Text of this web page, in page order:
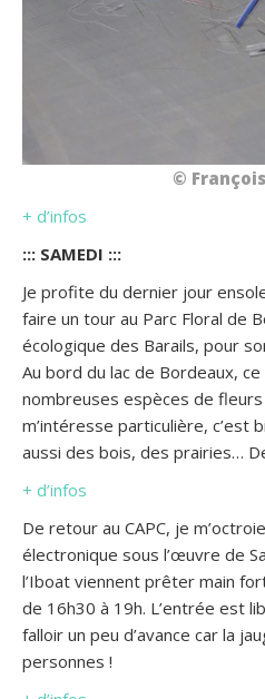
©
+ d’infos
::: SAMEDI :::
Je profite du dernier jour
faire un tour au Parc Floral de
écologique des Barails, pour
Au bord du lac de Bordeaux,
nombreuses espèces de fleurs
m’intéresse particulière, c’est
aussi des bois, des prairies…
+ d’infos
De retour au CAPC, je
électronique sous l’œuvre de
l’Iboat viennent prêter main
de 16h30 à 19h. L’entrée est
falloir un peu d’avance car la
personnes !